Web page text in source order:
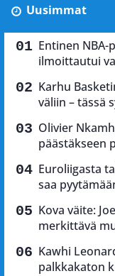
Uusimmat
Entinen NBA-
ilmoittautui
Karhu
väliin – tässä
Olivier
päästäkseen
Euroliigasta
saa
Kova väite:
merkittävä
Kawhi
palkkakaton